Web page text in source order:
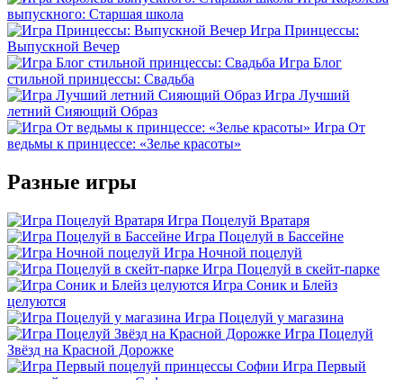
выпускного: Старшая школа
Игра Принцессы:
Выпускной Вечер
Игра Блог
стильной принцессы: Свадьба
Игра Лучший
летний Сияющий Образ
Игра От
ведьмы к принцессе: «Зелье красоты»
Разные игры
Игра Поцелуй Вратаря
Игра Поцелуй в Бассейне
Игра Ночной поцелуй
Игра Поцелуй в скейт-парке
Игра Соник и Блейз
целуются
Игра Поцелуй у магазина
Игра Поцелуй
Звёзд на Красной Дорожке
Игра Первый